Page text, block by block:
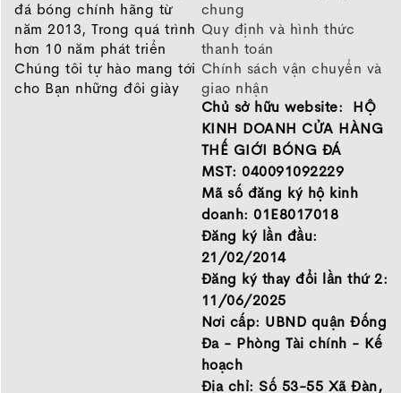
đá bóng chính hãng từ
năm 2013, Trong quá trình
hơn 10 năm phát triển
Chúng tôi tự hào mang tới
cho Bạn những đôi giày
chung
Quy định và hình thức
thanh toán
Chính sách vận chuyển và
giao nhận
Chính sách bảo hành
Chính sách bảo mật thông
tin
Chủ sở hữu website: HỘ
KINH DOANH CỬA HÀNG
THẾ GIỚI BÓNG ĐÁ
MST: 040091092229
Mã số đăng ký hộ kinh
doanh: 01E8017018
Đăng ký lần đầu:
21/02/2014
Đăng ký thay đổi lần thứ 2:
11/06/2025
Nơi cấp: UBND quận Đống
Đa - Phòng Tài chính - Kế
hoạch
Địa chỉ: Số 53-55 Xã Đàn,